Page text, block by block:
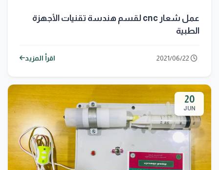
عمل شعار cnc لقسم هندسة تقنيات الأجهزة
الطبية
اقرأ المزيد
20
JUN